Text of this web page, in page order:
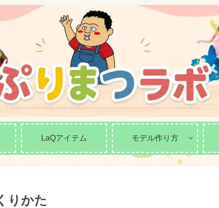
LaQアイテム モデル作り方
りかた